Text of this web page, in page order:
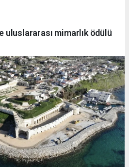
uluslararası mimarlık ödülü